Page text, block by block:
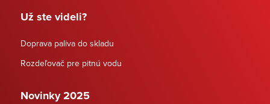
Už ste videli?
Doprava paliva do skladu
Rozdeľovač pre pitnú vodu
Novinky 2025